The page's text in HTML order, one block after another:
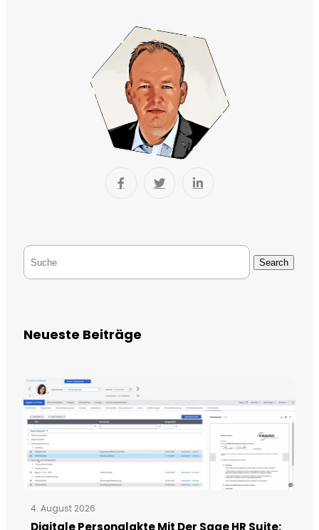
Search
Neueste Beiträge
4. August 2026
Digitale Personalakte Mit Der Sage HR Suite: